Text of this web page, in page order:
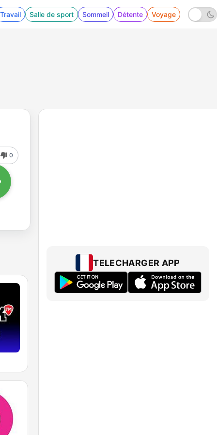
Travail Salle de sport Sommeil Détente Voyage
0
TELECHARGER APP